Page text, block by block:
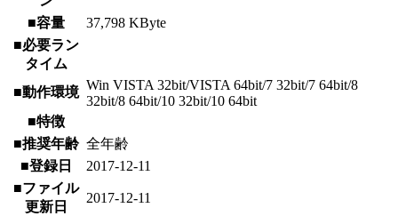
■容量
37,798 KByte
■必要ラン
タイム
■動作環境 Win VISTA 32bit/VISTA 64bit/7 32bit/7 64bit/8
32bit/8 64bit/10 32bit/10 64bit
■特徴
■推奨年齢 全年齢
■登録日
2017-12-11
■ファイル
更新日
2017-12-11